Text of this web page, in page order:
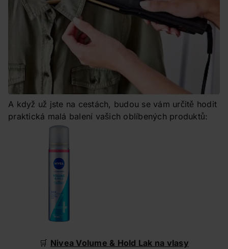
A když už jste na cestách, budou se vám určitě hodit
praktická malá balení vašich oblíbených produktů:
🛒 Nivea Volume & Hold Lak na vlasy